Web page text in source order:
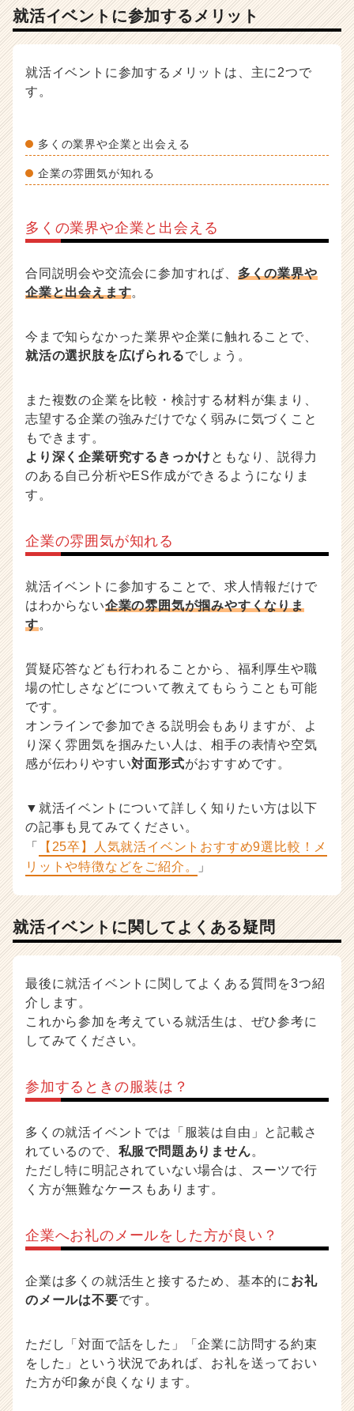
就活イベントに参加するメリット
就活イベントに参加するメリットは、主に2つで
す。
多くの業界や企業と出会える
企業の雰囲気が知れる
多くの業界や企業と出会える
合同説明会や交流会に参加すれば、 多くの業界や
企業と出会えます。
今まで知らなかった業界や企業に触れることで、
就活の選択肢を広げられるでしょう。
また複数の企業を比較・検討する材料が集まり、
志望する企業の強みだけでなく弱みに気づくこと
もできます。
より深く企業研究するきっかけともなり、説得力
のある自己分析やES作成ができるようになりま
す。
企業の雰囲気が知れる
就活イベントに参加することで、求人情報だけで
はわからない企業の雰囲気が掴みやすくなりま
す。
質疑応答なども行われることから、福利厚生や職
場の忙しさなどについて教えてもらうことも可能
です。
オンラインで参加できる説明会もありますが、よ
り深く雰囲気を掴みたい人は、相手の表情や空気
感が伝わりやすい対面形式がおすすめです。
▼就活イベントについて詳しく知りたい方は以下
の記事も見てみてください。
「
【25卒】人気就活イベントおすすめ9選比較！メ
リットや特徴などをご紹介。
」
就活イベントに関してよくある疑問
最後に就活イベントに関してよくある質問を3つ紹
介します。
これから参加を考えている就活生は、ぜひ参考に
してみてください。
参加するときの服装は？
多くの就活イベントでは「服装は自由」と記載さ
れているので、 私服で問題ありません。
ただし特に明記されていない場合は、スーツで行
く方が無難なケースもあります。
企業へお礼のメールをした方が良い？
企業は多くの就活生と接するため、基本的に お礼
のメールは不要です。
ただし「対面で話をした」「企業に訪問する約束
をした」という状況であれば、お礼を送っておい
た方が印象が良くなります。